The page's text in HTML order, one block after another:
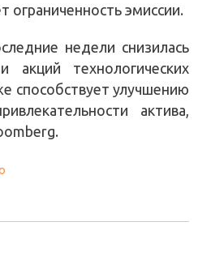
ограниченность эмиссии.
недели снизилась
акций технологических
способствует улучшению
актива,